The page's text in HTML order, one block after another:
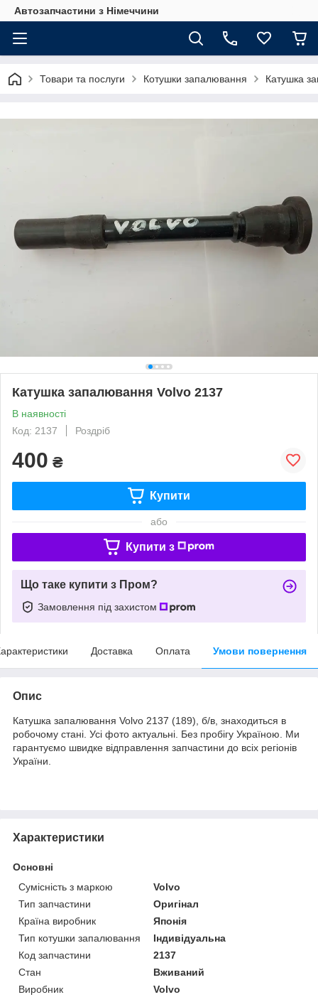
Автозапчастини з Німеччини
Товари та послуги Котушки запалювання Катушка
Катушка запалювання Volvo 2137
В наявності
Код: 2137
Роздріб
400 ₴
Купити
або
Купити з
Що таке купити з Пром?
Замовлення під захистом
Доставка Оплата Умови повернення
Опис
Катушка запалювання Volvo 2137 (189), б/в, знаходиться в
робочому стані. Усі фото актуальні. Без пробігу Україною. Ми
гарантуємо швидке відправлення запчастини до всіх регіонів
України.
Характеристики
Основні
Сумісність з маркою
Volvo
Тип запчастини
Оригінал
Країна виробник
Японія
Тип котушки запалювання
Індивідуальна
Код запчастини
2137
Стан
Вживаний
Виробник
Volvo